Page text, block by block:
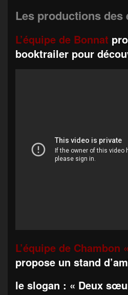
Les productions des
L’équipe de Bonnat
booktrailer pour
L’équipe de Chambon
propose un stand
le slogan : « Deux